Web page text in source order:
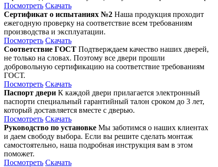
Посмотреть Скачать
Сертификат о испытаниях №2 Наша продукция проходит
ежегодную проверку на соответствие всем требованиям
производства и эксплуатации.
Посмотреть Скачать
Соответствие ГОСТ Подтверждаем качество наших дверей,
не только на словах. Поэтому все двери прошли
добровольную сертификацию на соответствие требованиям
ГОСТ.
Посмотреть Скачать
Паспорт двери К каждой двери прилагается электронный
паспорти специальный гарантийный талон сроком до 3 лет,
который доставляется вместе с дверью.
Посмотреть Скачать
Руководство по установке Мы заботимся о наших клиентах
и даем свободу выбора. Если вы решите сделать монтаж
самостоятельно, наша подробная инструкция вам в этом
поможет.
Посмотреть Скачать